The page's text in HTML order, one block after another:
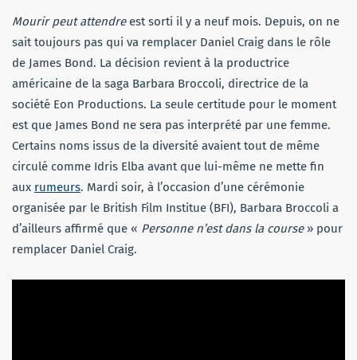
Mourir peut attendre est sorti il y a neuf mois. Depuis, on ne
sait toujours pas qui va remplacer Daniel Craig dans le rôle
de James Bond. La décision revient à la productrice
américaine de la saga Barbara Broccoli, directrice de la
société Eon Productions. La seule certitude pour le moment
est que James Bond ne sera pas interprété par une femme.
Certains noms issus de la diversité avaient tout de même
circulé comme Idris Elba avant que lui-même ne mette fin
aux rumeurs. Mardi soir, à l’occasion d’une cérémonie
organisée par le British Film Institue (BFI), Barbara Broccoli a
d’ailleurs affirmé que « Personne n’est dans la course» pour
remplacer Daniel Craig.